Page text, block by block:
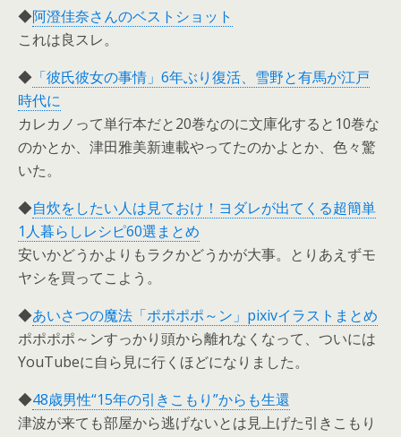
◆阿澄佳奈さんのベストショット
これは良スレ。
◆ 「彼氏彼女の事情」6年ぶり復活、雪野と有馬が江戸
時代に
カレカノって単行本だと20巻なのに文庫化すると10巻な
のかとか、津田雅美新連載やってたのかよとか、色々驚
いた。
◆自炊をしたい人は見ておけ！ヨダレが出てくる超簡単
1人暮らしレシピ60選まとめ
安いかどうかよりもラクかどうかが大事。とりあえずモ
ヤシを買ってこよう。
◆あいさつの魔法「ポポポポ～ン」pixivイラストまとめ
ポポポポ～ンすっかり頭から離れなくなって、ついには
YouTubeに自ら見に行くほどになりました。
◆48歳男性“15年の引きこもり”からも生還
津波が来ても部屋から逃げないとは見上げた引きこもり